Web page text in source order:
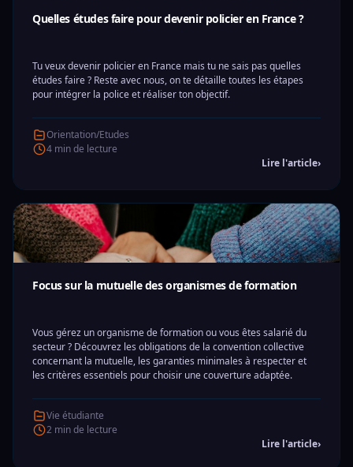
Quelles études faire pour devenir policier en France ?
Tu veux devenir policier en France mais tu ne sais pas quelles
études faire ? Reste avec nous, on te détaille toutes les étapes
pour intégrer la police et réaliser ton objectif.
Orientation/Etudes
4 min de lecture
Lire l'article›
Focus sur la mutuelle des organismes de formation
Vous gérez un organisme de formation ou vous êtes salarié du
secteur ? Découvrez les obligations de la convention collective
concernant la mutuelle, les garanties minimales à respecter et
les critères essentiels pour choisir une couverture adaptée.
Vie étudiante
2 min de lecture
Lire l'article›